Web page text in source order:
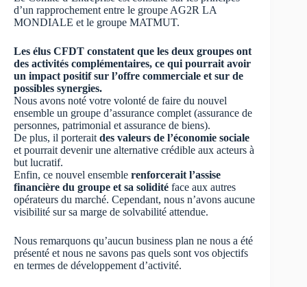
d’un rapprochement entre le groupe AG2R LA
MONDIALE et le groupe MATMUT.
Les élus CFDT constatent que les deux groupes ont
des activités complémentaires, ce qui pourrait avoir
un impact positif sur l’offre commerciale et sur de
possibles synergies.
Nous avons noté votre volonté de faire du nouvel
ensemble un groupe d’assurance complet (assurance de
personnes, patrimonial et assurance de biens).
De plus, il porterait des valeurs de l’économie sociale
et pourrait devenir une alternative crédible aux acteurs à
but lucratif.
Enfin, ce nouvel ensemble renforcerait l’assise
financière du groupe et sa solidité face aux autres
opérateurs du marché. Cependant, nous n’avons aucune
visibilité sur sa marge de solvabilité attendue.
Nous remarquons qu’aucun business plan ne nous a été
présenté et nous ne savons pas quels sont vos objectifs
en termes de développement d’activité.